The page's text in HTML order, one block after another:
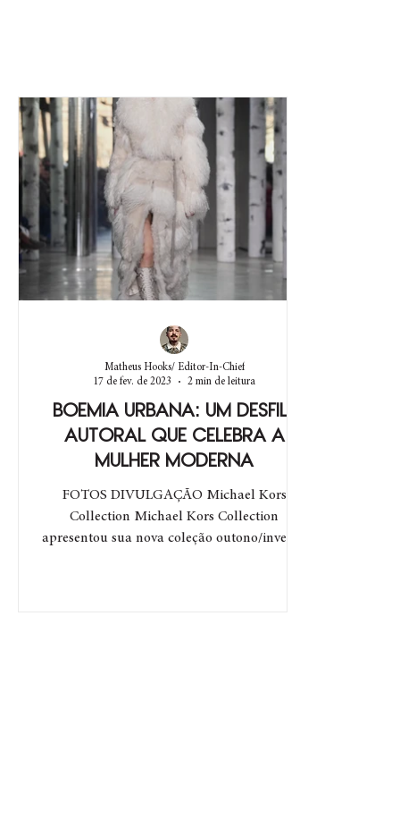
BOEMIA URBANA: UM DESFILE
AUTORAL QUE CELEBRA A
MULHER MODERNA
FOTOS DIVULGAÇÃO Michael Kors
Collection Michael Kors Collection
apresentou sua nova coleção outono/inverno
Matheus Hooks/ Editor-In-Chief
17 de fev. de 2023
2 min de leitura